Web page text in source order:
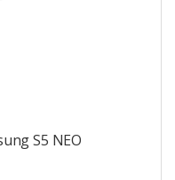
S5 NEO